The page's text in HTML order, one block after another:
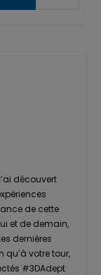
découvert
de cette
et de demain,
dernières
votre tour,
#3DAdept